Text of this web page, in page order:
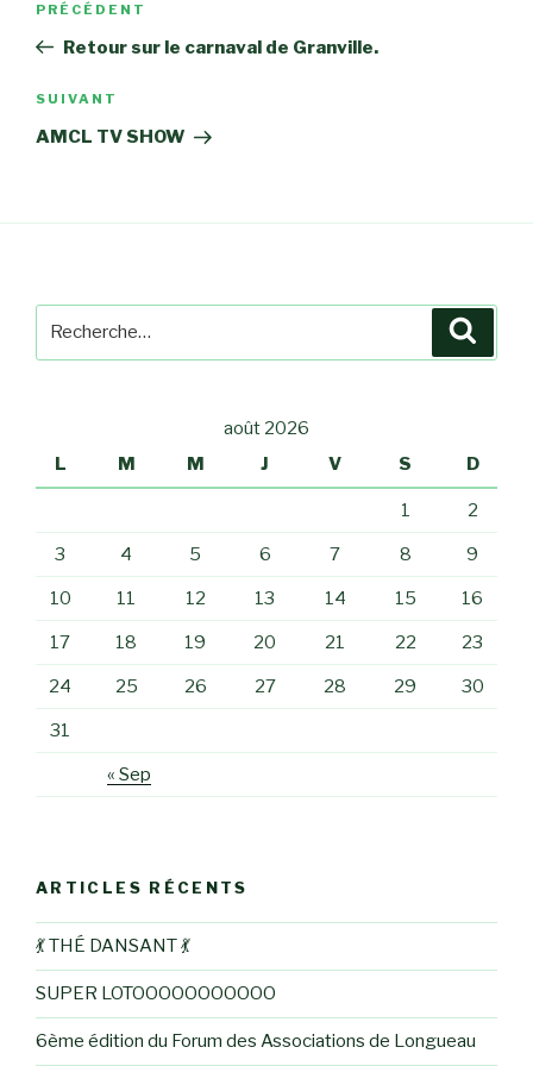
Article
précédent
PRÉCÉDENT
Retour sur le carnaval de Granville.
Article
suivant
SUIVANT
AMCL TV SHOW
août 2026
L
M M J V S D
« Sep
1 2
3 4 5 6 7 8 9
10 11 12 13 14 15 16
17 18 19 20 21 22 23
24 25 26 27 28 29 30
31
ARTICLES RÉCENTS
💃 THÉ DANSANT 💃
SUPER LOTOOOOOOOOOOO
6ème édition du Forum des Associations de Longueau